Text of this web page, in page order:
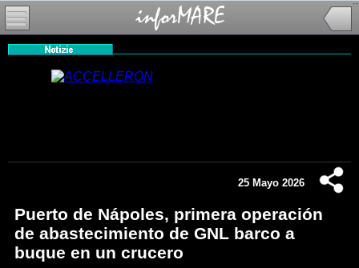
25 Mayo 2026
Puerto de Nápoles, primera operación
de abastecimiento de GNL barco a
buque en un crucero